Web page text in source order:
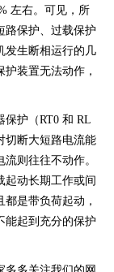
左右。可见，所
路保护、过载保护
发生断相运行的几
装置无法动作，
保护（RT0 和 RL
切断大短路电流能
则往往不动作。
起动长期工作或间
是带负荷起动，
能起到充分的保护